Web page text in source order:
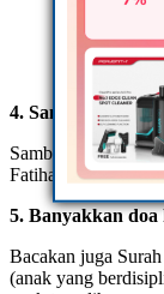
Ya Allah,
agama dan
Aameen..
4. Sambil Usap
Sambil-sambil usap
Fatihah, Surah
5. Banyakkan doa
Bacakan juga
(anak yang